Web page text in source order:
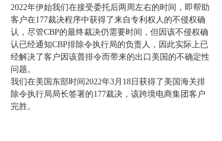
2022年伊始我们在接受委托后两周左右的时间，即帮助
客户在177裁决程序中获得了来自专利权人的不侵权确
认，尽管CBP的最终裁决仍需要时间，但因该不侵权确
认已经通知CBP排除令执行局的负责人，因此实际上已
经解决了客户因该普排令而带来的出口美国的不确定性
问题。
我们在美国东部时间2022年3月18日获得了美国海关排
除令执行局局长签署的177裁决，该跨境电商集团客户
完胜。